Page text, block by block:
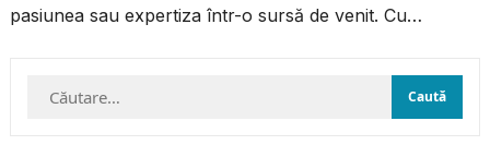
pasiunea sau expertiza într-o sursă de venit. Cu
Caută